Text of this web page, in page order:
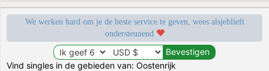
We werken hard om je de beste service te geven, wees alsjeblieft
ondersteunend
Vind singles in de gebieden van: Oostenrijk